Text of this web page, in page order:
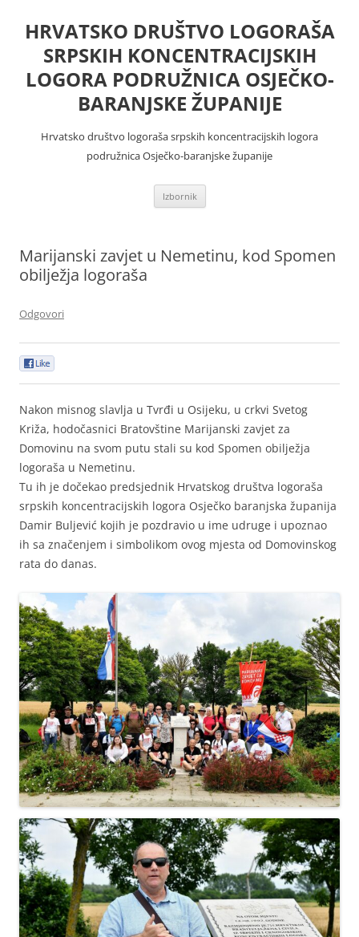
sadržaja
HRVATSKO DRUŠTVO LOGORAŠA
SRPSKIH KONCENTRACIJSKIH
LOGORA PODRUŽNICA OSJEČKO-
BARANJSKE ŽUPANIJE
Hrvatsko društvo logoraša srpskih koncentracijskih logora
podružnica Osječko-baranjske županije
Izbornik
Marijanski zavjet u Nemetinu, kod Spomen
obilježja logoraša
Odgovori
Nakon misnog slavlja u Tvrđi u Osijeku, u crkvi Svetog
Križa, hodočasnici Bratovštine Marijanski zavjet za
Domovinu na svom putu stali su kod Spomen obilježja
logoraša u Nemetinu.
Tu ih je dočekao predsjednik Hrvatskog društva logoraša
srpskih koncentracijskih logora Osječko baranjska županija
Damir Buljević kojih je pozdravio u ime udruge i upoznao
ih sa značenjem i simbolikom ovog mjesta od Domovinskog
rata do danas.